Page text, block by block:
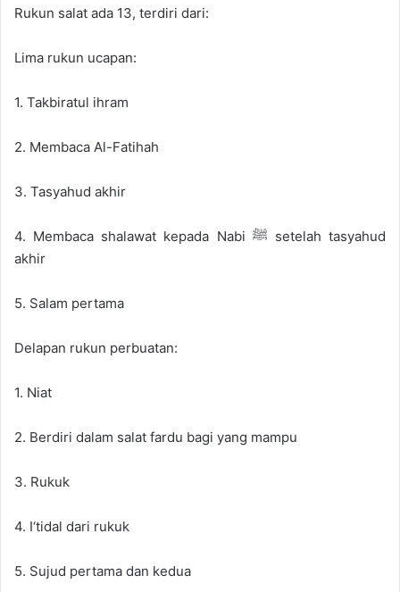
Rukun salat ada 13, terdiri dari:
Lima rukun ucapan:
1. Takbiratul ihram
2. Membaca Al-Fatihah
3. Tasyahud akhir
4. Membaca shalawat kepada Nabi ﷺ setelah tasyahud
akhir
5. Salam pertama
Delapan rukun perbuatan:
1. Niat
2. Berdiri dalam salat fardu bagi yang mampu
3. Rukuk
4. I‘tidal dari rukuk
5. Sujud pertama dan kedua